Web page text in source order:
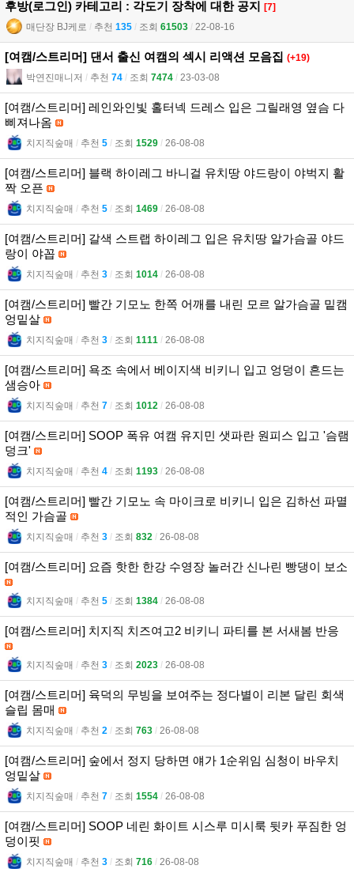
후방(로그인) 카테고리 : 각도기 장착에 대한 공지 [7]
매단장 BJ케로 l 추천 135 l 조회 61503 l 22-08-16
[여캠/스트리머] 댄서 출신 여캠의 섹시 리액션 모음집 (+19)
박연진매니저 l 추천 74 l 조회 7474 l 23-03-08
[여캠/스트리머] 레인와인빛 홀터넥 드레스 입은 그릴래영 옆슴 다
삐져나옴
치지직숲매 l 추천 5 l 조회 1529 l 26-08-08
[여캠/스트리머] 블랙 하이레그 바니걸 유치땅 야드랑이 야벅지 활
짝 오픈
치지직숲매 l 추천 5 l 조회 1469 l 26-08-08
[여캠/스트리머] 갈색 스트랩 하이레그 입은 유치땅 알가슴골 야드
랑이 야꼽
치지직숲매 l 추천 3 l 조회 1014 l 26-08-08
[여캠/스트리머] 빨간 기모노 한쪽 어깨를 내린 모르 알가슴골 밑캠
엉밑살
치지직숲매 l 추천 3 l 조회 1111 l 26-08-08
[여캠/스트리머] 욕조 속에서 베이지색 비키니 입고 엉덩이 흔드는
샘승아
치지직숲매 l 추천 7 l 조회 1012 l 26-08-08
[여캠/스트리머] SOOP 폭유 여캠 유지민 샛파란 원피스 입고 '슴램
덩크'
치지직숲매 l 추천 4 l 조회 1193 l 26-08-08
[여캠/스트리머] 빨간 기모노 속 마이크로 비키니 입은 김하선 파멸
적인 가슴골
치지직숲매 l 추천 3 l 조회 832 l 26-08-08
[여캠/스트리머] 요즘 핫한 한강 수영장 놀러간 신나린 빵댕이 보소
치지직숲매 l 추천 5 l 조회 1384 l 26-08-08
[여캠/스트리머] 치지직 치즈여고2 비키니 파티를 본 서새봄 반응
치지직숲매 l 추천 3 l 조회 2023 l 26-08-08
[여캠/스트리머] 육덕의 무빙을 보여주는 정다별이 리본 달린 회색
슬립 몸매
치지직숲매 l 추천 2 l 조회 763 l 26-08-08
[여캠/스트리머] 숲에서 정지 당하면 얘가 1순위임 심청이 바우치
엉밑살
치지직숲매 l 추천 7 l 조회 1554 l 26-08-08
[여캠/스트리머] SOOP 네린 화이트 시스루 미시룩 뒷카 푸짐한 엉
덩이핏
치지직숲매 l 추천 3 l 조회 716 l 26-08-08